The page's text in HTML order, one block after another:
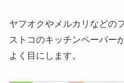
ヤフオクやメルカリなどの
ストコのキッチンペーパー
よく目にします。